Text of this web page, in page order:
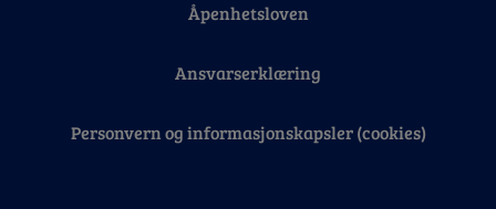
Åpenhetsloven
Ansvarserklæring
Personvern og informasjonskapsler (cookies)